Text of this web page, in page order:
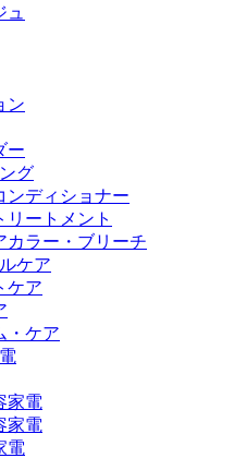
ュ
ン
ー
グ
ンディショナー
リートメント
カラー・ブリーチ
ケア
ケア
・ケア
家電
家電
電